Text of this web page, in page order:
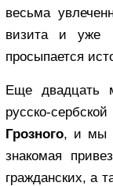
весьма
визита и уже
просыпается
Еще двадцать
русско-
Грозного, и мы
знакомая
гражданских, а